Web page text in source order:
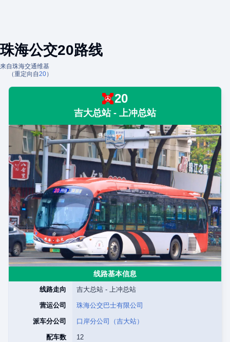
珠海公交20路线
来自珠海交通维基
（重定向自20）
20
吉大总站 - 上冲总站
线路基本信息
线路走向 吉大总站 - 上冲总站
营运公司 珠海公交巴士有限公司
派车分公司 口岸分公司（吉大站）
配车数 12